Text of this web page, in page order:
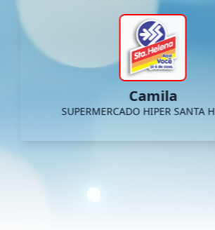
Camila
SUPERMERCADO HIPER SANTA